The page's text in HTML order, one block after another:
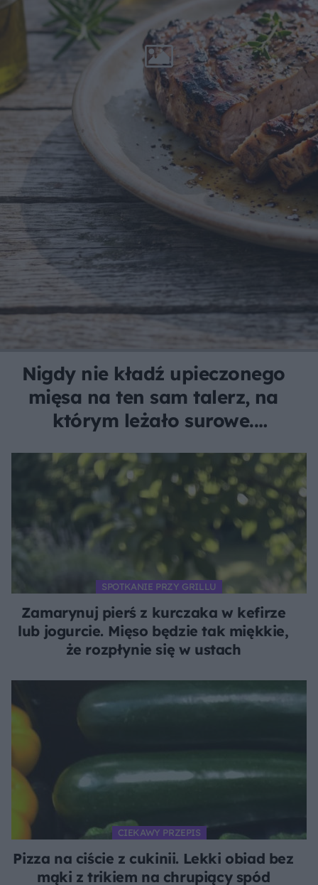
Nigdy nie kładź upieczonego
mięsa na ten sam talerz, na
którym leżało surowe.
rodziny
SPOTKANIE PRZY GRILLU
Zamarynuj pierś z kurczaka w kefirze
lub jogurcie. Mięso będzie tak miękkie,
że rozpłynie się w ustach
CIEKAWY PRZEPIS
Pizza na ciście z cukinii. Lekki obiad bez
mąki z trikiem na chrupiący spód